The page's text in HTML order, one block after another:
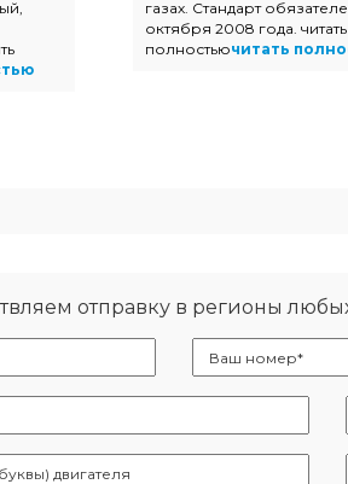
газах. Стандарт
октября 2008 года. читать
полностьючитать
отправку в регионы